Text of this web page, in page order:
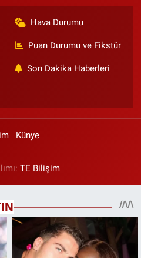
Hava Durumu
Puan Durumu ve Fikstür
Son Dakika Haberleri
Künye
TE Bilişim